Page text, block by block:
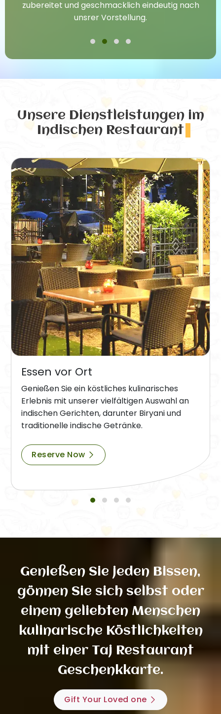
zubereitet und geschmacklich eindeutig nach
unsrer Vorstellung.
Unsere Dienstleistungen im
Indischen Restaurant
Essen vor Ort
Genießen Sie ein köstliches kulinarisches
Erlebnis mit unserer vielfältigen Auswahl an
indischen Gerichten, darunter Biryani und
traditionelle indische Getränke.
Reserve Now
Genießen Sie jeden Bissen,
gönnen Sie sich selbst oder
einem geliebten Menschen
kulinarische Köstlichkeiten
mit einer Taj Restaurant
Geschenkkarte.
Gift Your Loved one